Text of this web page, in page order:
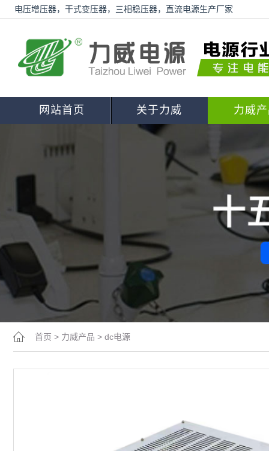
电压增压器，干式变压器，三相稳压器，直流电源生产厂家
网站首页 关于力威 力威
首页 > 力威产品 > dc电源